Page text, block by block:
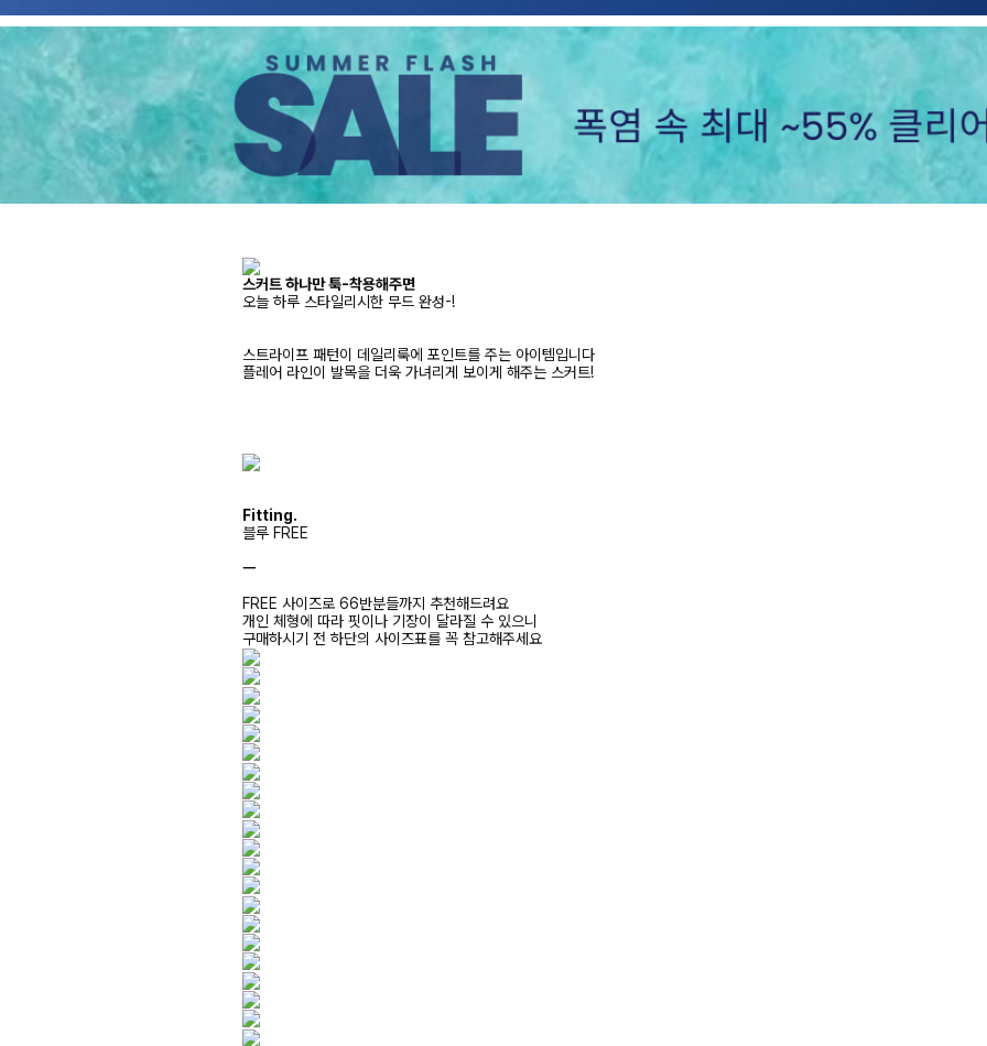
스커트 하나만 툭-착용해주면
오늘 하루 스타일리시한 무드 완성-!
스트라이프 패턴이 데일리룩에 포인트를 주는 아이템입니다
플레어 라인이 발목을 더욱 가녀리게 보이게 해주는 스커트!
Fitting.
블루 FREE
ㅡ
FREE 사이즈로 66반분들까지 추천해드려요
개인 체형에 따라 핏이나 기장이 달라질 수 있으니
구매하시기 전 하단의 사이즈표를 꼭 참고해주세요